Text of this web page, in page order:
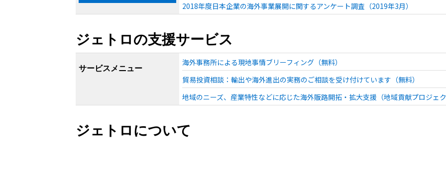
2018年度日本企業の海外事業展開に関するアンケート調査（2019年3月）
ジェトロの支援サービス
サービスメニュー
海外事務所による現地事情ブリーフィング（無料）
貿易投資相談：輸出や海外進出の実務のご相談を受け付けています（無料）
地域のニーズ、産業特性などに応じた海外販路開拓・拡大支援（地域貢献プロジェク
ジェトロについて